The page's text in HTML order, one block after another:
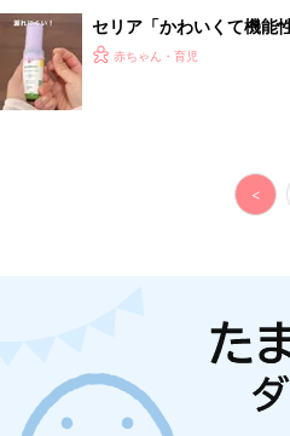
セリア「かわいくて機能
赤ちゃん・育児
<